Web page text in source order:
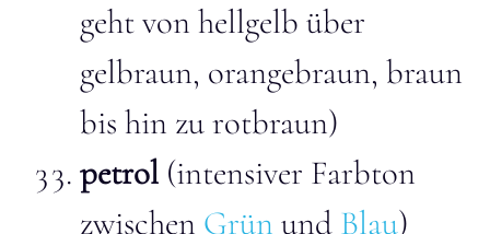
geht von hellgelb über
gelbraun, orangebraun, braun
bis hin zu rotbraun)
petrol (intensiver Farbton
zwischen Grün und Blau)